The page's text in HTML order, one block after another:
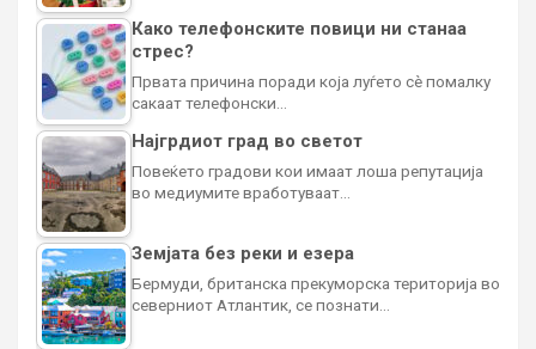
Како телефонските повици ни станаа
стрес?
Првата причина поради која луѓето сè помалку
сакаат телефонски…
Најгрдиот град во светот
Повеќето градови кои имаат лоша репутација
во медиумите вработуваат…
Земјата без реки и езера
Бермуди, британска прекуморска територија во
северниот Атлантик, се познати…